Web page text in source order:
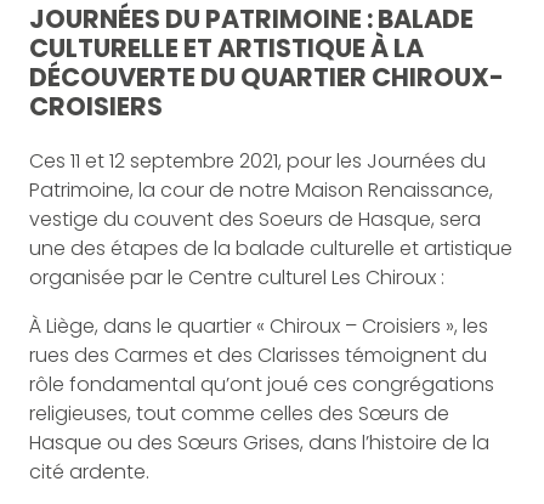
JOURNÉES DU PATRIMOINE : BALADE
CULTURELLE ET ARTISTIQUE À LA
DÉCOUVERTE DU QUARTIER CHIROUX-
CROISIERS
Ces 11 et 12 septembre 2021, pour les Journées du
Patrimoine, la cour de notre Maison Renaissance,
vestige du couvent des Soeurs de Hasque, sera
une des étapes de la balade culturelle et artistique
organisée par le Centre culturel Les Chiroux :
À Liège, dans le quartier « Chiroux – Croisiers », les
rues des Carmes et des Clarisses témoignent du
rôle fondamental qu’ont joué ces congrégations
religieuses, tout comme celles des Sœurs de
Hasque ou des Sœurs Grises, dans l’histoire de la
cité ardente.